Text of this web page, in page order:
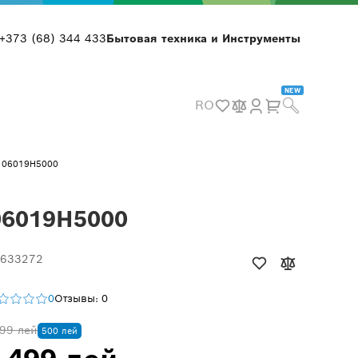
+373 (68) 344 433Бытовая техника и Инструменты
RO
NEW
06019H5000
0Отзывы: 0
лей 500 лей